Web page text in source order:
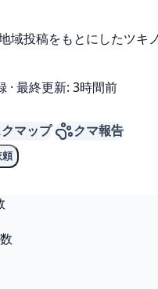
域投稿をもとにしたツキ
· 最終更新: 3時間前
マップ クマ報告
頼